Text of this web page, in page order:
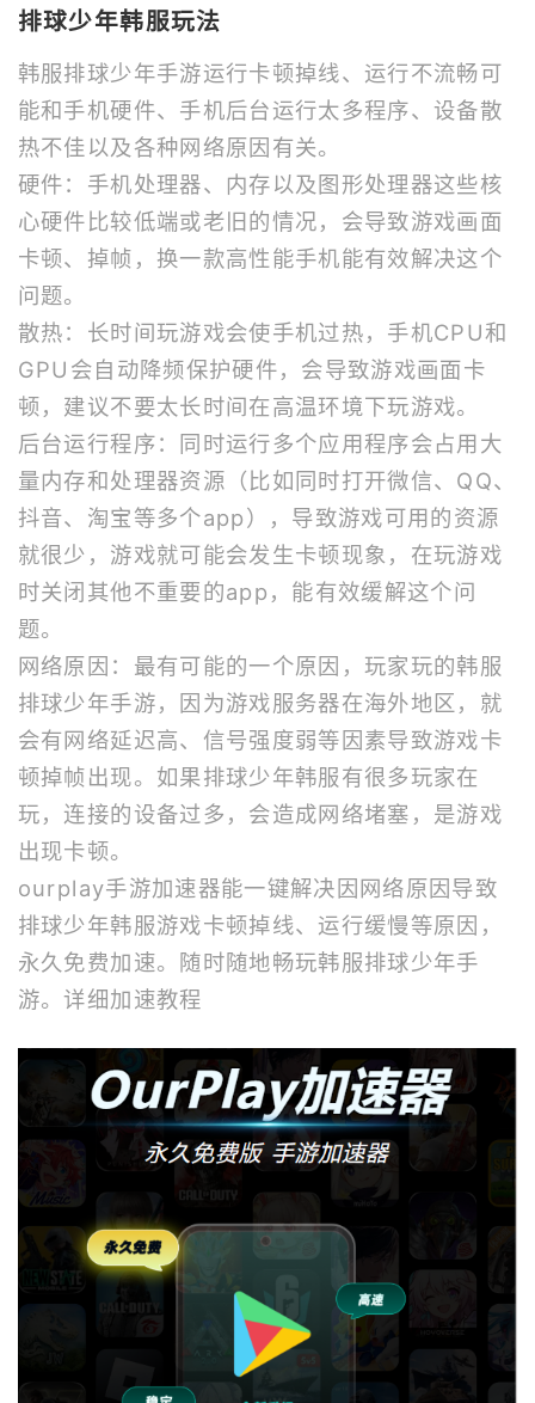
排球少年韩服玩法
韩服排球少年手游运行卡顿掉线、运行不流畅可
能和手机硬件、手机后台运行太多程序、设备散
热不佳以及各种网络原因有关。
硬件：手机处理器、内存以及图形处理器这些核
心硬件比较低端或老旧的情况，会导致游戏画面
卡顿、掉帧，换一款高性能手机能有效解决这个
问题。
散热：长时间玩游戏会使手机过热，手机CPU和
GPU会自动降频保护硬件，会导致游戏画面卡
顿，建议不要太长时间在高温环境下玩游戏。
后台运行程序：同时运行多个应用程序会占用大
量内存和处理器资源（比如同时打开微信、QQ、
抖音、淘宝等多个app），导致游戏可用的资源
就很少，游戏就可能会发生卡顿现象，在玩游戏
时关闭其他不重要的app，能有效缓解这个问
题。
网络原因：最有可能的一个原因，玩家玩的韩服
排球少年手游，因为游戏服务器在海外地区，就
会有网络延迟高、信号强度弱等因素导致游戏卡
顿掉帧出现。如果排球少年韩服有很多玩家在
玩，连接的设备过多，会造成网络堵塞，是游戏
出现卡顿。
ourplay手游加速器能一键解决因网络原因导致
排球少年韩服游戏卡顿掉线、运行缓慢等原因，
永久免费加速。随时随地畅玩韩服排球少年手
游。详细加速教程